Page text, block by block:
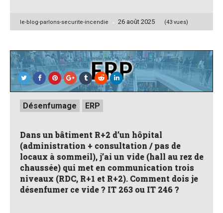
Posted
le-blog-parlons-securite-incendie 26 août 2025 (43 vues)
Posted
inDésenfumage ERP
Dans un bâtiment R+2 d’un hôpital
(administration + consultation / pas de
locaux à sommeil), j’ai un vide (hall au rez de
chaussée) qui met en communication trois
niveaux (RDC, R+1 et R+2). Comment dois je
désenfumer ce vide ? IT 263 ou IT 246 ?